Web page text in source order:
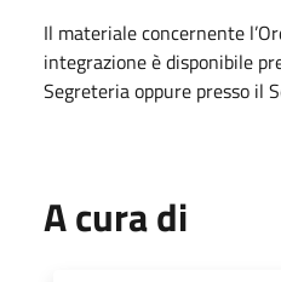
Il materiale concernente
integrazione è disponibile
Segreteria oppure presso il
A cura di